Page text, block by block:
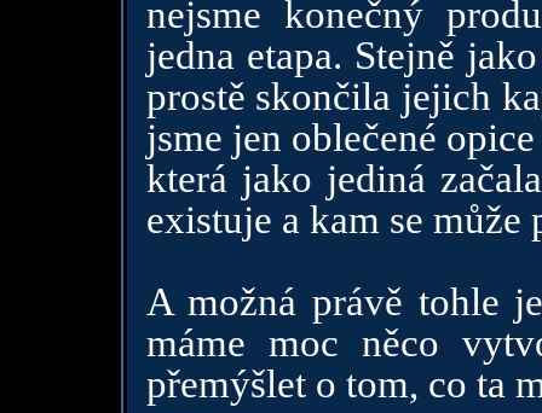
nejsme konečný
jedna etapa. Stejně
prostě skončila jejich
jsme jen oblečené
která jako jediná
existuje a kam se může
A možná právě tohle
máme moc něco
přemýšlet o tom, co ta